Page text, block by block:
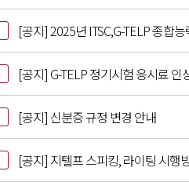
[공지] 2025년 ITSC,G-TELP 종합
[공지] G-TELP 정기시험 응시료 인
[공지] 신분증 규정 변경 안내
[공지] 지텔프 스피킹, 라이팅 시행